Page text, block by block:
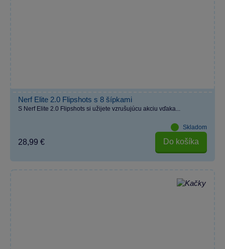
Nerf Elite 2.0 Flipshots s 8 šípkami
S Nerf Elite 2.0 Flipshots si užijete vzrušujúcu akciu vďaka...
Skladom
28,99 € Do košíka